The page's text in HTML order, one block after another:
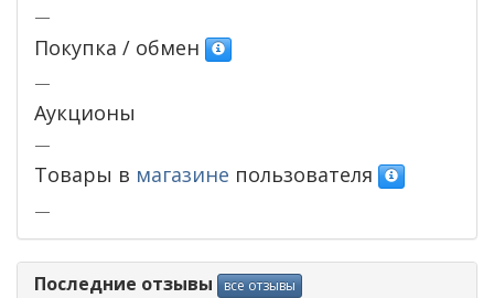
—
Покупка / обмен
—
Аукционы
—
Товары в магазине пользователя
—
Последние отзывы все отзывы